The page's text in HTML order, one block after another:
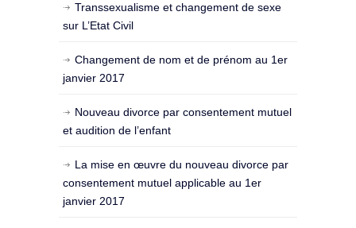
Transsexualisme et changement de sexe
sur L’Etat Civil
Changement de nom et de prénom au 1er
janvier 2017
Nouveau divorce par consentement mutuel
et audition de l’enfant
La mise en œuvre du nouveau divorce par
consentement mutuel applicable au 1er
janvier 2017